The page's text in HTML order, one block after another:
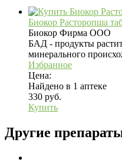
Биокор Расторопша
Биокор Фирма ООО
БАД - продукты
минерального
Избранное
Цена:
Найдено в 1 аптеке
330 руб.
Купить
Другие